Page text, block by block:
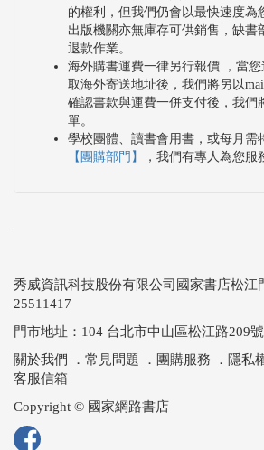
的權利，但我們仍會以最快速度為
出版機關亦無庫存可供銷售，缺書
退款作業。
海外購書運費一律另行報價 ，當
取海外寄送地址後，我們將另以
確認書款與運費一併支付後，我們
單。
學校團體、讀書會用書，或每月需
【團購部門】
，我們有專人為您服
秀威資訊科技股份有限公司國家書店松
25511417
門市地址：104 台北市中山區松江路209
關於我們
． 常見問題 ． 團購服務 ． 隱私
客服信箱
Copyright © 國家網路書店